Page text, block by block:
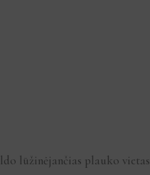
lūžinėjančias plauko vietas